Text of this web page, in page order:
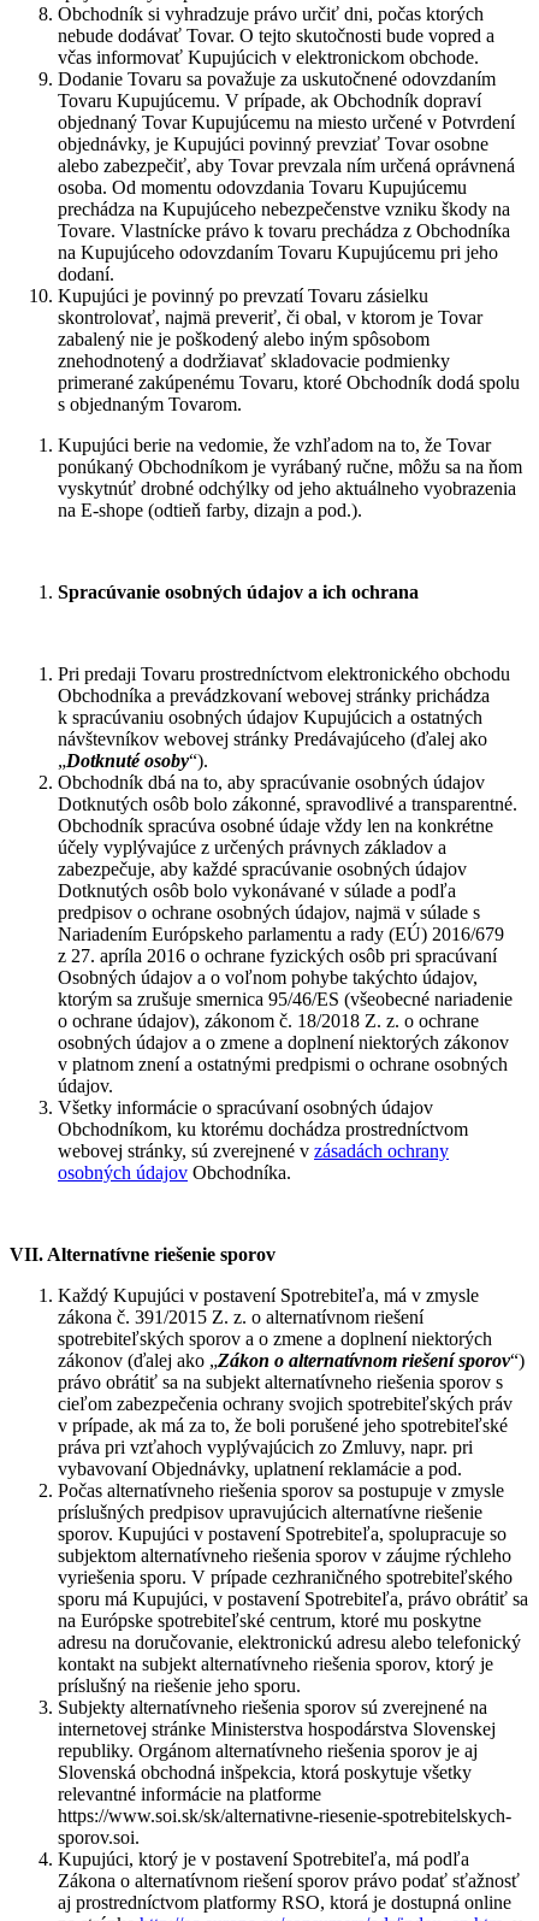
Obchodník si vyhradzuje právo určiť dni, počas ktorých
nebude dodávať Tovar. O tejto skutočnosti bude vopred a
včas informovať Kupujúcich v elektronickom obchode.
Dodanie Tovaru sa považuje za uskutočnené odovzdaním
Tovaru Kupujúcemu. V prípade, ak Obchodník dopraví
objednaný Tovar Kupujúcemu na miesto určené v Potvrdení
objednávky, je Kupujúci povinný prevziať Tovar osobne
alebo zabezpečiť, aby Tovar prevzala ním určená oprávnená
osoba. Od momentu odovzdania Tovaru Kupujúcemu
prechádza na Kupujúceho nebezpečenstve vzniku škody na
Tovare. Vlastnícke právo k tovaru prechádza z Obchodníka
na Kupujúceho odovzdaním Tovaru Kupujúcemu pri jeho
dodaní.
Kupujúci je povinný po prevzatí Tovaru zásielku
skontrolovať, najmä preveriť, či obal, v ktorom je Tovar
zabalený nie je poškodený alebo iným spôsobom
znehodnotený a dodržiavať skladovacie podmienky
primerané zakúpenému Tovaru, ktoré Obchodník dodá spolu
s objednaným Tovarom.
Kupujúci berie na vedomie, že vzhľadom na to, že Tovar
ponúkaný Obchodníkom je vyrábaný ručne, môžu sa na ňom
vyskytnúť drobné odchýlky od jeho aktuálneho vyobrazenia
na E-shope (odtieň farby, dizajn a pod.).
Spracúvanie osobných údajov a ich ochrana
Pri predaji Tovaru prostredníctvom elektronického obchodu
Obchodníka a prevádzkovaní webovej stránky prichádza
k spracúvaniu osobných údajov Kupujúcich a ostatných
návštevníkov webovej stránky Predávajúceho (ďalej ako
„Dotknuté osoby“).
Obchodník dbá na to, aby spracúvanie osobných údajov
Dotknutých osôb bolo zákonné, spravodlivé a transparentné.
Obchodník spracúva osobné údaje vždy len na konkrétne
účely vyplývajúce z určených právnych základov a
zabezpečuje, aby každé spracúvanie osobných údajov
Dotknutých osôb bolo vykonávané v súlade a podľa
predpisov o ochrane osobných údajov, najmä v súlade s
Nariadením Európskeho parlamentu a rady (EÚ) 2016/679
z 27. apríla 2016 o ochrane fyzických osôb pri spracúvaní
Osobných údajov a o voľnom pohybe takýchto údajov,
ktorým sa zrušuje smernica 95/46/ES (všeobecné nariadenie
o ochrane údajov), zákonom č. 18/2018 Z. z. o ochrane
osobných údajov a o zmene a doplnení niektorých zákonov
v platnom znení a ostatnými predpismi o ochrane osobných
údajov.
Všetky informácie o spracúvaní osobných údajov
Obchodníkom, ku ktorému dochádza prostredníctvom
webovej stránky, sú zverejnené v zásadách ochrany
osobných údajov Obchodníka.
VII. Alternatívne riešenie sporov
Každý Kupujúci v postavení Spotrebiteľa, má v zmysle
zákona č. 391/2015 Z. z. o alternatívnom riešení
spotrebiteľských sporov a o zmene a doplnení niektorých
zákonov (ďalej ako „Zákon o alternatívnom riešení sporov“)
právo obrátiť sa na subjekt alternatívneho riešenia sporov s
cieľom zabezpečenia ochrany svojich spotrebiteľských práv
v prípade, ak má za to, že boli porušené jeho spotrebiteľské
práva pri vzťahoch vyplývajúcich zo Zmluvy, napr. pri
vybavovaní Objednávky, uplatnení reklamácie a pod.
Počas alternatívneho riešenia sporov sa postupuje v zmysle
príslušných predpisov upravujúcich alternatívne riešenie
sporov. Kupujúci v postavení Spotrebiteľa, spolupracuje so
subjektom alternatívneho riešenia sporov v záujme rýchleho
vyriešenia sporu. V prípade cezhraničného spotrebiteľského
sporu má Kupujúci, v postavení Spotrebiteľa, právo obrátiť sa
na Európske spotrebiteľské centrum, ktoré mu poskytne
adresu na doručovanie, elektronickú adresu alebo telefonický
kontakt na subjekt alternatívneho riešenia sporov, ktorý je
príslušný na riešenie jeho sporu.
Subjekty alternatívneho riešenia sporov sú zverejnené na
internetovej stránke Ministerstva hospodárstva Slovenskej
republiky. Orgánom alternatívneho riešenia sporov je aj
Slovenská obchodná inšpekcia, ktorá poskytuje všetky
relevantné informácie na platforme
https://www.soi.sk/sk/alternativne-riesenie-spotrebitelskych-
sporov.soi.
Kupujúci, ktorý je v postavení Spotrebiteľa, má podľa
Zákona o alternatívnom riešení sporov právo podať sťažnosť
aj prostredníctvom platformy RSO, ktorá je dostupná online